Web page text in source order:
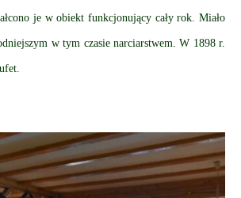
je w obiekt funkcjonujący cały rok. Miało
w tym czasie narciarstwem. W 1898 r.